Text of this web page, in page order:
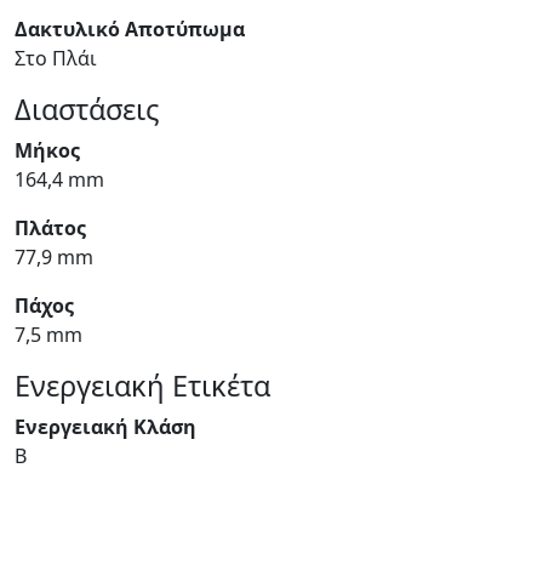
Δακτυλικό Αποτύπωμα
Στο Πλάι
Διαστάσεις
Μήκος
164,4 mm
Πλάτος
77,9 mm
Πάχος
7,5 mm
Ενεργειακή Ετικέτα
Ενεργειακή Κλάση
B